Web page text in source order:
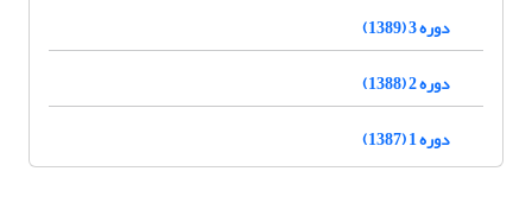
دوره 3 (1389)
دوره 2 (1388)
دوره 1 (1387)